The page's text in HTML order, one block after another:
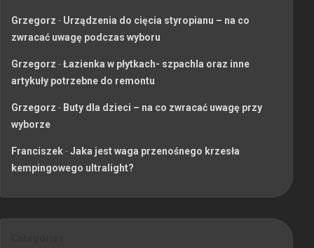
Grzegorz - Urządzenia do cięcia styropianu – na co
zwracać uwagę podczas wyboru
Grzegorz -Łazienka w płytkach- szpachla oraz inne
artykuły potrzebne do remontu
Grzegorz - Buty dla dzieci – na co zwracać uwagę przy
wyborze
Franciszek-Jaka jest waga przenośnego krzesła
kempingowego ultralight?